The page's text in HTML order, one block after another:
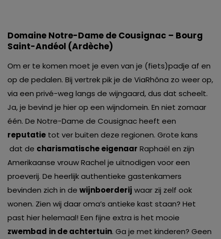
Domaine Notre-Dame de Cousignac – Bourg
Saint-Andéol (Ardèche)
Om er te komen moet je even van je (fiets)padje af en
op de pedalen. Bij vertrek pik je de ViaRhôna zo weer op,
via een privé-weg langs de wijngaard, dus dat scheelt.
Ja, je bevind je hier op een wijndomein. En niet zomaar
één. De Notre-Dame de Cousignac heeft een
reputatie tot ver buiten deze regionen. Grote kans
dat de charismatische eigenaar Raphaël en zijn
Amerikaanse vrouw Rachel je uitnodigen voor een
proeverij. De heerlijk authentieke gastenkamers
bevinden zich in de wijnboerderij waar zij zelf ook
wonen. Zien wij daar oma’s antieke kast staan? Het
past hier helemaal! Een fijne extra is het mooie
zwembad in de achtertuin. Ga je met kinderen? Geen